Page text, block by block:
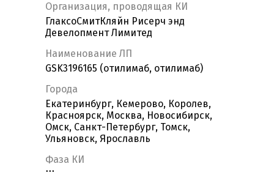
Организация, проводящая КИ
ГлаксоСмитКляйн Рисерч энд
Девелопмент Лимитед
Наименование ЛП
GSK3196165 (отилимаб, отилимаб)
Города
Екатеринбург, Кемерово, Королев,
Красноярск, Москва, Новосибирск,
Омск, Санкт-Петербург, Томск,
Ульяновск, Ярославль
Фаза КИ